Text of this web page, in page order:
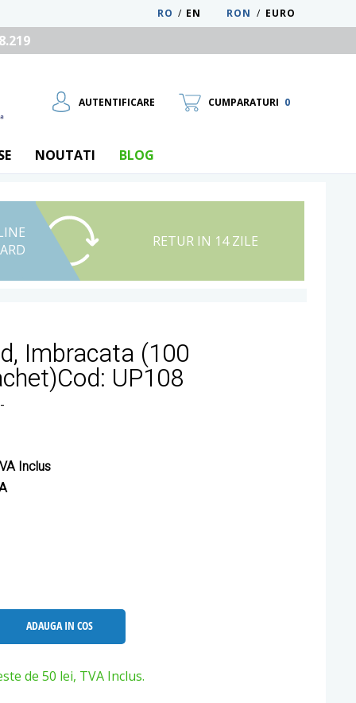
RON / EURO
EN
/
RO
AUTENTIFICARE
UTILIZATOR NOU
RECUPEREAZA PAROLA
CUMPARATURI 0
NOUTATI BLOG
RETUR IN 14 ZILE
Imbracata (100
UP108
Inclus
ADAUGA IN COS
de 50 lei, TVA Inclus.